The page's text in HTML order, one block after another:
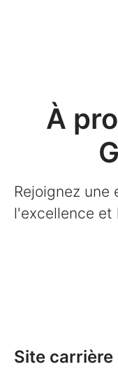
À
Rejoignez une
l'excellence et
Site carrière